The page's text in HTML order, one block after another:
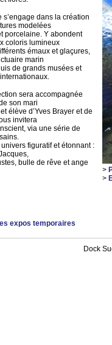
s’engage dans la création
modelées
porcelaine. Y abondent
coloris lumineux
émaux et glaçures,
marin
de grands musées et
sera accompagnée
son mari
élève d’Yves Brayer et de
invitera
via une série de
figuratif et étonnant :
bulle de rêve et ange
expos temporaires
>
>
Dock